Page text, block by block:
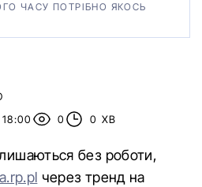
ЧАСУ ПОТРІБНО ЯКОСЬ
0 0 ХВ
без роботи,
через тренд на